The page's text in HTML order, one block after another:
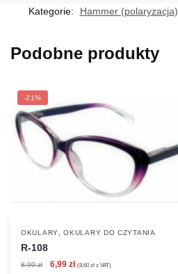
Kategorie: Hammer (polaryzacja)
Podobne produkty
-21%
OKULARY ,OKULARY DO CZYTANIA
R-108
8,90zł
Pierwotna
6,99 złAktualna
(8,60 zł z VAT)